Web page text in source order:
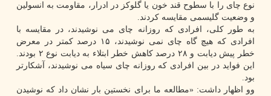
نوع چای را با سطوح قند خون یا گلوکز در ادرار، مقاومت به انسولین
و وضعیت گلیسمی مقایسه کردند.
به طور کلی، افرادی که روزانه چای می نوشیدند، در مقایسه با
افرادی که هیچ گاه چای نمی نوشیدند، ۱۵ درصد کمتر در معرض
خطر پیش دیابت و ۲۸ درصد کاهش خطر ابتلاء به دیابت نوع ۲ بودند.
این فواید در بین افرادی که روزانه چای سیاه می نوشیدند، آشکارتر
بود.
وو اظهار داشت: «مطالعه ما برای نخستین بار نشان داد که نوشیدن